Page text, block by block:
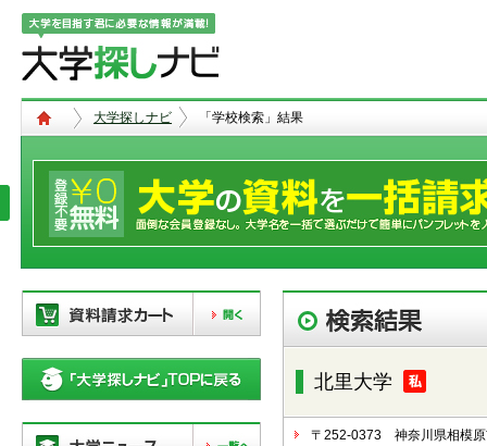
大学探しナビ 「学校検索」結果
現在、以下の学校を「資料請求カー
ト」に登録しています。「資料請求
カート」に登録できる学校は20校ま
リストから「削除」ボタンで登録を
北里大学
〒252-0373 神奈川県相模原